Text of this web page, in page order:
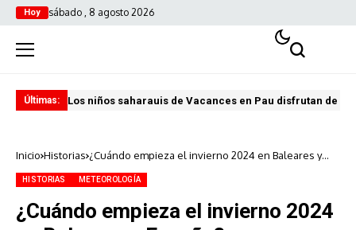
Hoy sábado , 8 agosto 2026
Últimas: Los niños saharauis de Vacances en Pau disfrutan de
Inicio Historias ¿Cuándo empieza el invierno 2024 en Baleares y
HISTORIAS METEOROLOGÍA
¿Cuándo empieza el invierno 2024